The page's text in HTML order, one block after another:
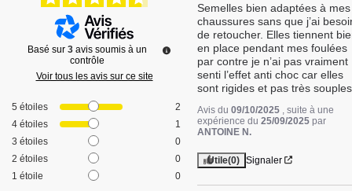
Basé sur 3 avis soumis à un
contrôle
Voir tous les avis sur ce site
5 étoiles
2
4 étoiles
1
3 étoiles
0
2 étoiles
0
1 étoile 0
Semelles bien adaptées à mes
chaussures sans que j’ai
de retoucher. Elles tiennent
en place pendant mes foulées
par contre je n’ai pas vraiment
senti l’effet anti choc car elles
sont rigides et pas très
Avis du 09/10/2025 , suite à une
expérience du 25/09/2025 par
ANTOINE N.
Utile(0) Signaler